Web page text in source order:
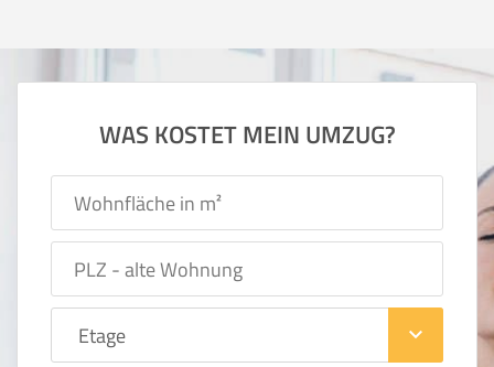
WAS KOSTET MEIN UMZUG?
keyboard_arrow_down